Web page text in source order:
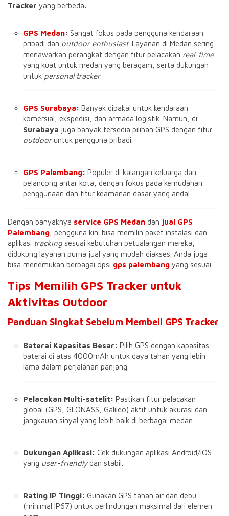
Tracker yang berbeda:
GPS Medan: Sangat fokus pada pengguna kendaraan
pribadi dan outdoor enthusiast. Layanan di Medan sering
menawarkan perangkat dengan fitur pelacakan real-time
yang kuat untuk medan yang beragam, serta dukungan
untuk personal tracker.
GPS Surabaya: Banyak dipakai untuk kendaraan
komersial, ekspedisi, dan armada logistik. Namun, di
Surabaya juga banyak tersedia pilihan GPS dengan fitur
outdooruntuk pengguna pribadi.
GPS Palembang: Populer di kalangan keluarga dan
pelancong antar kota, dengan fokus pada kemudahan
penggunaan dan fitur keamanan dasar yang andal.
Dengan banyaknya service GPS Medan dan jual GPS
Palembang , pengguna kini bisa memilih paket instalasi dan
aplikasi tracking sesuai kebutuhan petualangan mereka,
didukung layanan purna jual yang mudah diakses. Anda juga
bisa menemukan berbagai opsi gps palembang yang sesuai.
Tips Memilih GPS Tracker untuk
Aktivitas Outdoor
Panduan Singkat Sebelum Membeli GPS Tracker
Baterai Kapasitas Besar: Pilih GPS dengan kapasitas
baterai di atas 4000mAh untuk daya tahan yang lebih
lama dalam perjalanan panjang.
Pelacakan Multi-satelit: Pastikan fitur pelacakan
global (GPS, GLONASS, Galileo) aktif untuk akurasi dan
jangkauan sinyal yang lebih baik di berbagai medan.
Dukungan Aplikasi: Cek dukungan aplikasi Android/iOS
yang user-friendlydan stabil.
Rating IP Tinggi: Gunakan GPS tahan air dan debu
(minimal IP67) untuk perlindungan maksimal dari elemen